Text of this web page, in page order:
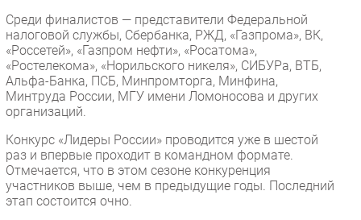
Среди финалистов — представители Федеральной
налоговой службы, Сбербанка, РЖД, «Газпрома», ВК,
«Россетей», «Газпром нефти», «Росатома»,
«Ростелекома», «Норильского никеля», СИБУРа, ВТБ,
Альфа-Банка, ПСБ, Минпромторга, Минфина,
Минтруда России, МГУ имени Ломоносова и других
организаций.
Конкурс «Лидеры России» проводится уже в шестой
раз и впервые проходит в командном формате.
Отмечается, что в этом сезоне конкуренция
участников выше, чем в предыдущие годы. Последний
этап состоится очно.